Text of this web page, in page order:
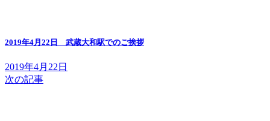
2019年4月22日 武蔵大和駅でのご挨拶
2019年4月22日
次の記事